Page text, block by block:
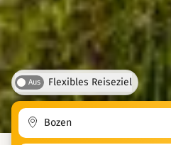
Aus Flexibles Reiseziel